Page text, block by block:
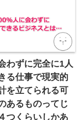
わずに完全に1人
る仕事で現実的
を立てられる可
あるものってじ
つくらいしかあ